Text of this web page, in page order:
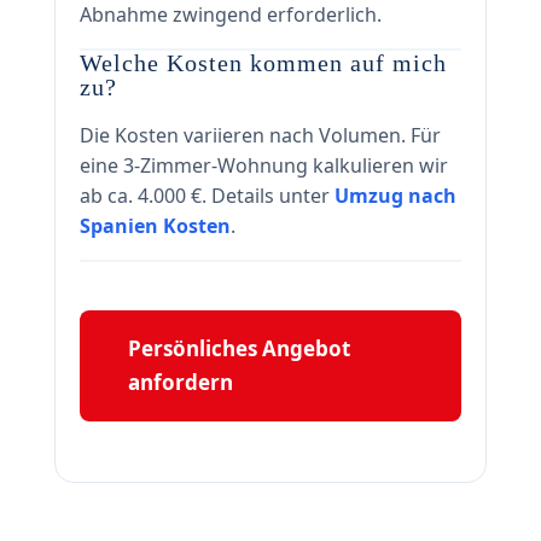
Abnahme zwingend erforderlich.
Welche Kosten kommen auf mich
zu?
Die Kosten variieren nach Volumen. Für
eine 3-Zimmer-Wohnung kalkulieren wir
ab ca. 4.000 €. Details unter Umzug nach
Spanien Kosten.
Persönliches Angebot
anfordern